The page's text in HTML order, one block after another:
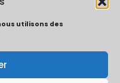
utilisons des
(UE)